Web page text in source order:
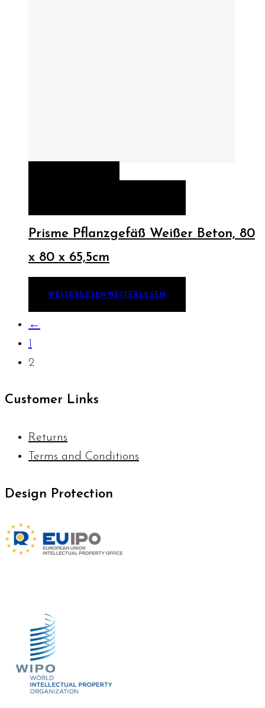
Prisme Pflanzgefäß Weißer Beton, 80
x 80 x 65,5cm
WEITERLESEN WEITERLESEN
←
1
2
Customer Links
Returns
Terms and Conditions
Design Protection